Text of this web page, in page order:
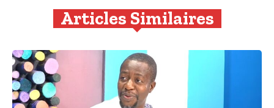
Articles Similaires